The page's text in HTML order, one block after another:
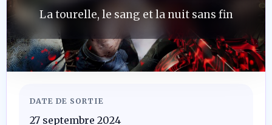
La tourelle, le sang et la nuit sans fin
DATE DE SORTIE
27 septembre 2024